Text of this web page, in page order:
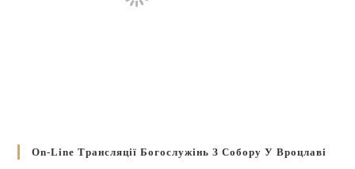
On-Line Трансляції Богослужінь З Собору У Вроцлаві